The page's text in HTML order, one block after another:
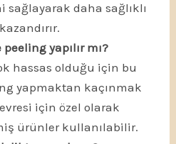
sağlayarak daha sağlıklı
yapılır mı?
hassas olduğu için bu
yapmaktan kaçınmak
için özel olarak
ürünler kullanılabilir.